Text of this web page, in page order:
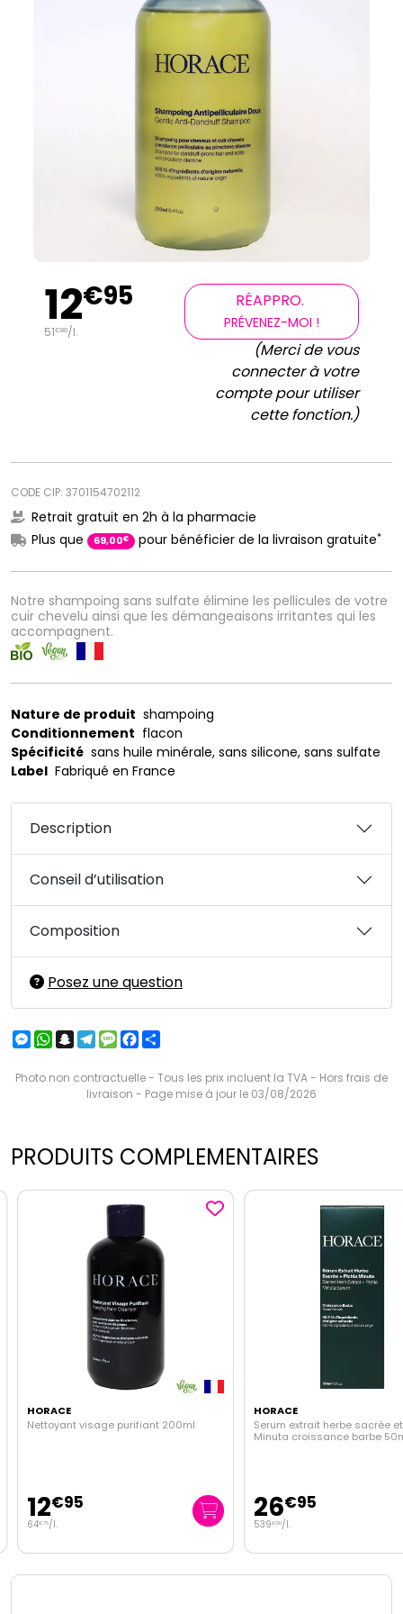
Notre shampoing sans sulfate élimine les pellicules de votre
cuir chevelu ainsi que les démangeaisons irritantes qui les
accompagnent.
12€95
51€80/l.
RÉAPPRO.
PRÉVENEZ-MOI !
(Merci de vous
connecter à votre
compte pour utiliser
cette fonction.)
CODE CIP: 3701154702112
Retrait gratuit en 2h à la pharmacie
Plus que
69,00€ pour bénéficier de la livraison gratuite*
Nature de produit shampoing
Conditionnement flacon
Spécificité sans huile minérale, sans silicone, sans sulfate
Label Fabriqué en France
Description
Conseil d’utilisation
Composition
Posez une question
Messenger
WhatsApp
Snapchat
Telegram
MessageFacebook
Photo non contractuelle - Tous les prix incluent la TVA - Hors frais de
livraison - Page mise à jour le 03/08/2026
PRODUITS COMPLEMENTAIRES
HORACE
Nettoyant visage purifiant 200ml
12€95
64€75/l.
HORACE
Serum extrait herbe sacrée et
Minuta croissance barbe
26€95
539€00/l.